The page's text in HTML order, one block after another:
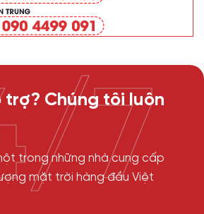
trợ? Chúng tôi luôn
trong những nhà cung cấp
mặt trời hàng đầu Việt
7